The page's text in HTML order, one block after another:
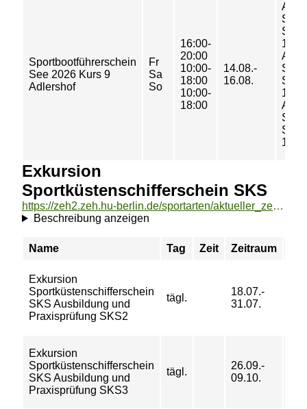
Sportbootführerschein
See 2026 Kurs 9
Adlershof
Fr
Sa
So
16:00-
20:00
10:00-
18:00
10:00-
18:00
14.08.-
16.08.
101
101
101
Exkursion
Sportküstenschifferschein SKS
https://zeh2.zeh.hu-berlin.de/sportarten/aktueller_zeitraum/_Exkursion_Sportkuestenschifferschein_SKS.html
Beschreibung anzeigen
Name Tag Zeit Zeitraum
Exkursion
Sportküstenschifferschein
SKS Ausbildung und
Praxisprüfung SKS2
tägl.
18.07.-
31.07.
Exkursion
Sportküstenschifferschein
SKS Ausbildung und
Praxisprüfung SKS3
tägl.
26.09.-
09.10.